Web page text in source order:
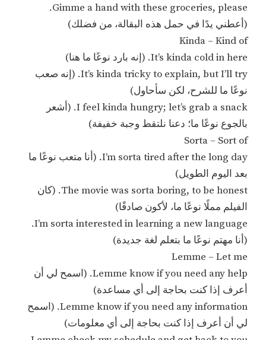
Gimme a hand with these groceries, please.
(أعطني يدًا في حمل هذه البقالة، من فضلك)
Kinda – Kind of
It’s kinda cold in here. (إنه بارد نوعًا ما هنا)
It’s kinda tricky to explain, but I’ll try. (إنه صعب
نوعًا ما للشرح، لكن سأحاول)
I feel kinda hungry; let’s grab a snack. (أشعر
بالجوع نوعًا ما؛ دعنا نلتقط وجبة خفيفة)
Sorta – Sort of
I’m sorta tired after the long day. (أنا متعب نوعًا ما
بعد اليوم الطويل)
The movie was sorta boring, to be honest. (كان
الفيلم مملًا نوعًا ما، لأكون صادقًا)
I’m sorta interested in learning a new language.
(أنا مهتم نوعًا ما بتعلم لغة جديدة)
Lemme – Let me
Lemme know if you need any help. (اسمح لي أن
أعرف إذا كنت بحاجة إلى أي مساعدة)
Lemme know if you need any information. (اسمح
لي أن أعرف إذا كنت بحاجة إلى أي معلومات)